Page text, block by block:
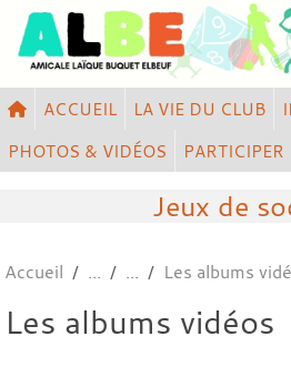
ACCUEIL LA VIE DU CLUB
PHOTOS & VIDÉOS
PARTICIPER
Jeux de
Accueil Les albums
Les albums vidéos
Panneau de gestion des cookies